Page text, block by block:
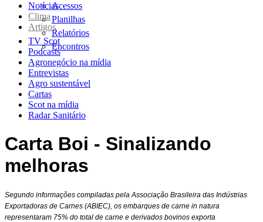
Acessos
Planilhas
Relatórios
Encontros
Notícias
Clima
Artigos
TV Scot
Podcasts
Agronegócio na mídia
Entrevistas
Agro sustentável
Cartas
Scot na mídia
Radar Sanitário
Carta Boi - Sinalizando
melhoras
Segundo informações compiladas pela Associação Brasileira das Indústrias
Exportadoras de Carnes (ABIEC), os embarques de carne in natura
representaram 75% do total de carne e derivados bovinos exporta